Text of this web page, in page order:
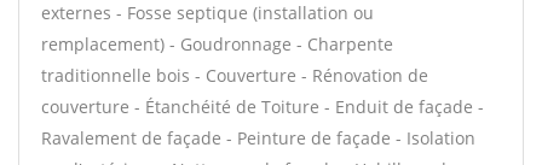
externes - Fosse septique (installation ou
remplacement) - Goudronnage - Charpente
traditionnelle bois - Couverture - Rénovation de
couverture - Étanchéité de Toiture - Enduit de façade -
Ravalement de façade - Peinture de façade - Isolation